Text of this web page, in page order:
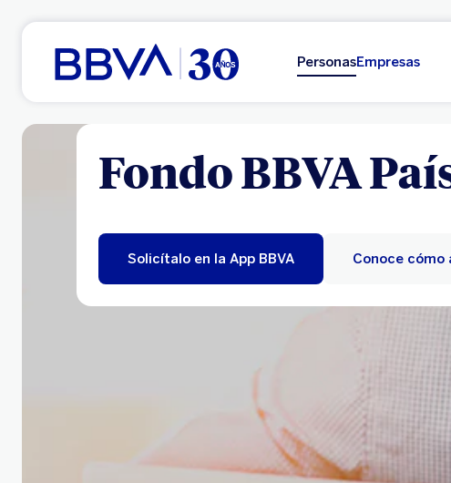
Ir al contenido principal
PersonasEmpresas
Fondo BBVA
Solicítalo en la App BBVA Conoce cómo